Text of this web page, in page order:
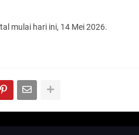
mulai hari ini, 14 Mei 2026.